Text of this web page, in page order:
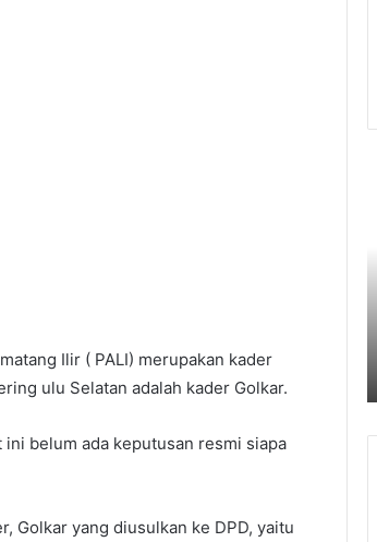
Ilir ( PALI) merupakan kader
ulu Selatan adalah kader Golkar.
belum ada keputusan resmi siapa
Golkar yang diusulkan ke DPD, yaitu
Pusri Resmi ” Pecat ” Dokter
yang Nyinyiri Pasien BPJS